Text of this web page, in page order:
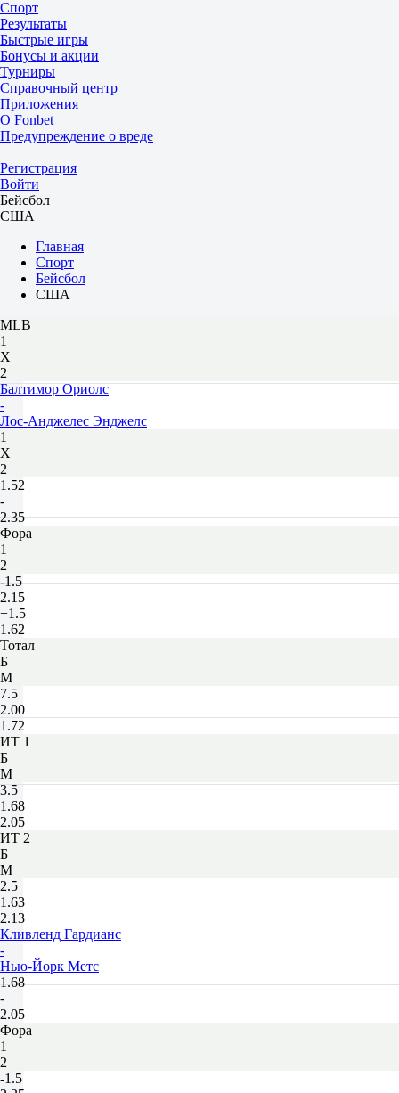
Спорт
Результаты
Быстрые игры
Бонусы и акции
Турниры
Справочный центр
Приложения
О Fonbet
Предупреждение о вреде
Регистрация
Войти
Бейсбол
США
Главная
Спорт
Бейсбол
США
MLB
1
Х
2
Балтимор Ориолс
-
Лос-Анджелес Энджелс
1
Х
2
1.52
-
2.35
Фора
1
2
-1.5
2.15
+1.5
1.62
Тотал
Б
М
7.5
2.00
1.72
ИТ 1
Б
М
3.5
1.68
2.05
ИТ 2
Б
М
2.5
1.63
2.13
Кливленд Гардианс
-
Нью-Йорк Метс
1.68
-
2.05
Фора
1
2
-1.5